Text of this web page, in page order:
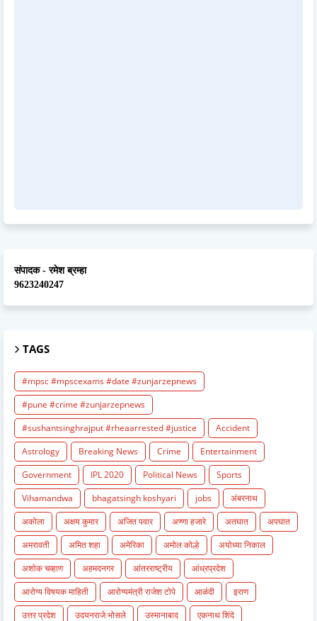
संपादक - रमेश ब्रम्हा
9623240247
TAGS
#mpsc #mpscexams #date #zunjarzepnews
#pune #crime #zunjarzepnews
#sushantsinghrajput #rheaarrested #justice
Accident
Astrology
Breaking News Crime
Entertainment
Government
IPL 2020 Political News
Sports
Vihamandwa
bhagatsingh koshyari jobs
अंबरनाथ
अकोला
अक्षय कुमार अजित पवार अण्णा हजारे अतघात
अपघात
अमरावती
अमित शहा अमेरिका अमोल कोल्हे
अयोध्या निकाल
अशोक चव्हाण
अहमदनगर आंतरराष्ट्रीय
आंध्रप्रदेश
आरोग्य विषयक माहिती
आरोग्यमंत्री राजेश टोपे आळंदी
इराण
उत्तर प्रदेश
उदयनराजे भोसले उस्मानाबाद एकनाथ शिंदे